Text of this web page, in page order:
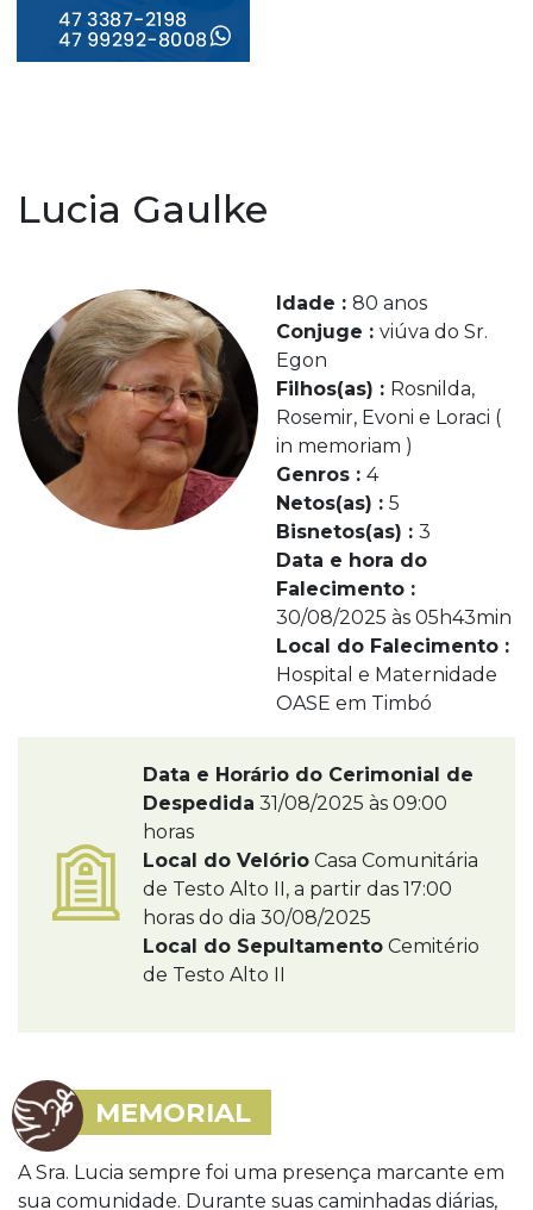
Lucia Gaulke
Idade : 80 anos
Conjuge : viúva do Sr.
Egon
Filhos(as) : Rosnilda,
Rosemir, Evoni e Loraci (
in memoriam )
Genros : 4
Netos(as) : 5
Bisnetos(as) : 3
Data e hora do
Falecimento :
30/08/2025 às 05h43min
Local do Falecimento :
Hospital e Maternidade
OASE em Timbó
Data e Horário do Cerimonial de
Despedida 31/08/2025 às 09:00
horas
Local do Velório Casa Comunitária
de Testo Alto II, a partir das 17:00
horas do dia 30/08/2025
Local do Sepultamento Cemitério
de Testo Alto II
MEMORIAL
A Sra. Lucia sempre foi uma presença marcante em
sua comunidade. Durante suas caminhadas diárias,